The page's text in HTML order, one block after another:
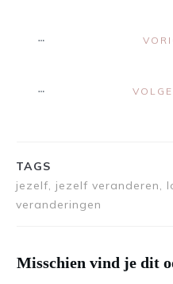
TAGS
jezelf, jezelf veranderen,
veranderingen
Misschien vind je dit